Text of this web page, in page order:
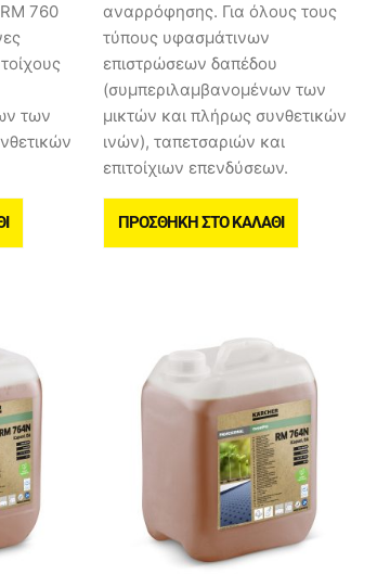
760
των
αναρρόφησης. Για όλους τους
τύπους υφασμάτινων
επιστρώσεων δαπέδου
(συμπεριλαμβανομένων των
μικτών και πλήρως συνθετικών
ινών), ταπετσαριών και
επιτοίχιων επενδύσεων.
ΠΡΟΣΘΉΚΗ ΣΤΟ ΚΑΛΆΘΙ